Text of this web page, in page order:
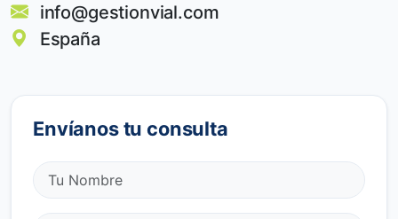
info@gestionvial.com
España
Envíanos tu consulta